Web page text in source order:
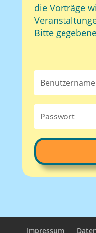
die Vorträge
Bitte
Impressum